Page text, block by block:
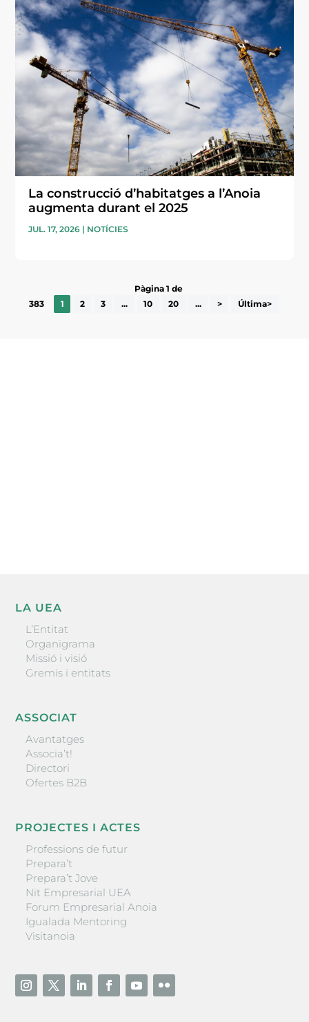
La construcció d’habitatges a l’Anoia
augmenta durant el 2025
JUL. 17, 2026 | NOTÍCIES
Pàgina 1 de
383
1 2 3 ... 10 20 ... > Última>
LA UEA
L’Entitat
Organigrama
Missió i visió
Gremis i entitats
ASSOCIAT
Avantatges
Associa’t!
Directori
Ofertes B2B
PROJECTES I ACTES
Professions de futur
Prepara’t
Prepara’t Jove
Nit Empresarial UEA
Forum Empresarial Anoia
Igualada Mentoring
Visitanoia